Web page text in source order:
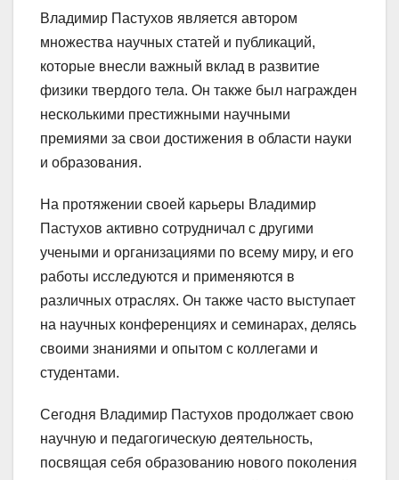
Владимир Пастухов является автором
множества научных статей и публикаций,
которые внесли важный вклад в развитие
физики твердого тела. Он также был награжден
несколькими престижными научными
премиями за свои достижения в области науки
и образования.
На протяжении своей карьеры Владимир
Пастухов активно сотрудничал с другими
учеными и организациями по всему миру, и его
работы исследуются и применяются в
различных отраслях. Он также часто выступает
на научных конференциях и семинарах, делясь
своими знаниями и опытом с коллегами и
студентами.
Сегодня Владимир Пастухов продолжает свою
научную и педагогическую деятельность,
посвящая себя образованию нового поколения